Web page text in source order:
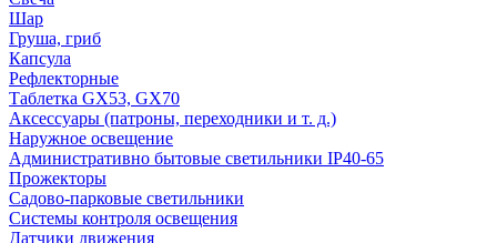
Шар
Груша, гриб
Капсула
Рефлекторные
Таблетка GX53, GX70
Аксессуары (патроны, переходники и т. д.)
Наружное освещение
Административно бытовые светильники IP40-65
Прожекторы
Садово-парковые светильники
Системы контроля освещения
Датчики движения